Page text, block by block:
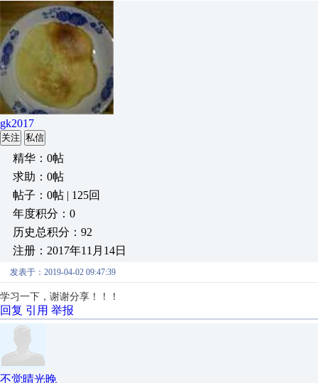
gk2017
关注 私信
精华：0帖
求助：0帖
帖子：0帖 | 125回
年度积分：0
历史总积分：92
注册：2017年11月14日
发表于：2019-04-02 09:47:39
学习一下，谢谢分享！！！
回复 引用 举报
不觉晴光晚